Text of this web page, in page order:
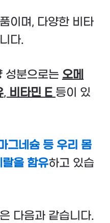
이며, 다양한 비타
다.
성분으로는 오메
, 비타민 E 등이 있
그네슘 등 우리 몸
을 함유하고 있습
다음과 같습니다.